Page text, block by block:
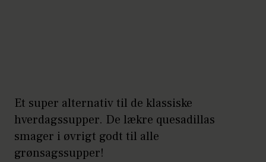
Et super alternativ til de klassiske
hverdagssupper. De lækre quesadillas
smager i øvrigt godt til alle
grønsagssupper!